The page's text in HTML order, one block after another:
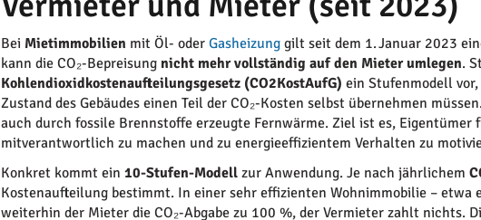
Bei Mietimmobilien mit Öl- oderGasheizung gilt seit dem 1. Januar 2023
kann die CO₂-Bepreisung nicht mehr vollständig auf den Mieter umlegen.
Kohlendioxidkostenaufteilungsgesetz (CO2KostAufG) ein Stufenmodell
Zustand des Gebäudes einen Teil der CO₂-Kosten selbst übernehmen
auch durch fossile Brennstoffe erzeugte Fernwärme. Ziel ist es, Eigentümer
mitverantwortlich zu machen und zu energieeffizientem Verhalten zu
Konkret kommt ein10-Stufen-Modell zur Anwendung. Je nach jährlichem
Kostenaufteilung bestimmt. In einer sehr effizienten Wohnimmobilie – etwa
weiterhin der Mieter die CO₂-Abgabe zu 100 %, der Vermieter zahlt nichts.